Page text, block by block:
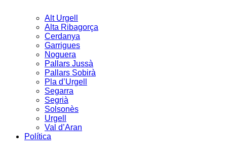
Alt Urgell
Alta Ribagorça
Cerdanya
Garrigues
Noguera
Pallars Jussà
Pallars Sobirà
Pla d’Urgell
Segarra
Segrià
Solsonès
Urgell
Val d’Aran
Política